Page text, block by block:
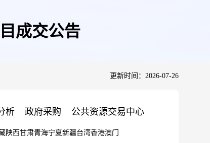
成交公告
更新时间：2026-07-26
析 政府采购 公共资源交易中心
陕西甘肃青海宁夏新疆台湾香港澳门